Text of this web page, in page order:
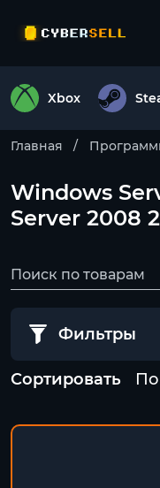
Xbox
Главная
Windows
Server 2008
Фильтры
Сортировать